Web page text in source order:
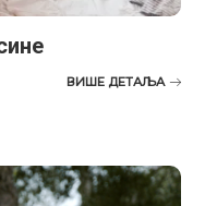
ВИШЕ ДЕТАЉА